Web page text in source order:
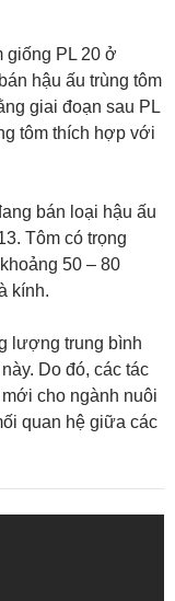
giống PL 20 ở
hậu ấu trùng tôm
giai đoạn sau PL
tôm thích hợp với
bán loại hậu ấu
Tôm có trọng
50 – 80
kính.
lượng trung bình
Do đó, các tác
cho ngành nuôi
quan hệ giữa các